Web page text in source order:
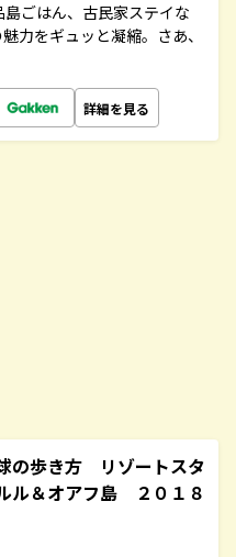
ごはん、古民家ステイな
力をギュッと凝縮。さあ、
詳細を見る
の歩き方 リゾートスタ
ル＆オアフ島 ２０１８